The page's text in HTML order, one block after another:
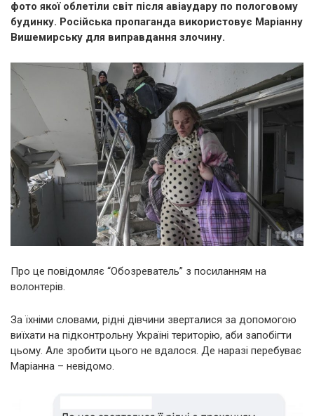
фото якої облетіли світ після авіаудару по пологовому
будинку. Російська пропаганда використовує Маріанну
Вишемирську для виправдання злочину.
Про це повідомляє “Обозреватель” з посиланням на
волонтерів.
За їхніми словами, рідні дівчини зверталися за допомогою
виїхати на підконтрольну Україні територію, аби запобігти
цьому. Але зробити цього не вдалося. Де наразі перебуває
Маріанна – невідомо.